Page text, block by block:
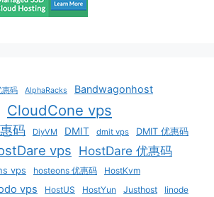
惠码 AlphaRacks Bandwagonhost
CloudCone vps
码 DiyVM DMIT dmit vps DMIT 优惠码
vps HostDare 优惠码
vps hosteons 优惠码 HostKvm
vps HostUS HostYun Justhost linode